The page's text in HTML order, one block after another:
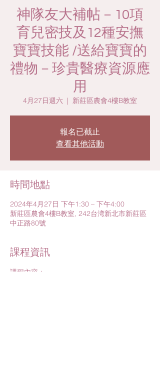
神隊友大補帖－10項
育兒密技及12種安撫
寶寶技能 /送給寶寶的
禮物－珍貴醫療資源應
用
4月27日週六
  |
新莊區農會4樓B教室
報名已截止
查看其他活動
時間地點
2024年4月27日 下午1:30 – 下午4:00
新莊區農會4樓B教室, 242台湾新北市新莊區
中正路80號
課程資訊
課程內容：